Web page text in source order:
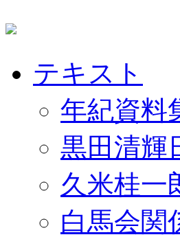
テキスト
年紀資料
黒田清輝
久米桂一
白馬会関